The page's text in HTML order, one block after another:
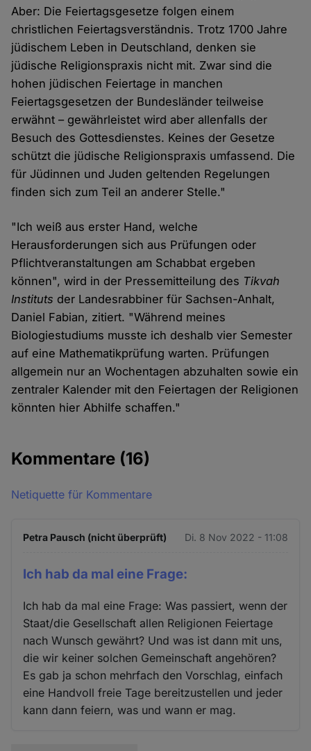
Aber: Die Feiertagsgesetze folgen einem
christlichen Feiertagsverständnis. Trotz 1700 Jahre
jüdischem Leben in Deutschland, denken sie
jüdische Religionspraxis nicht mit. Zwar sind die
hohen jüdischen Feiertage in manchen
Feiertagsgesetzen der Bundesländer teilweise
erwähnt – gewährleistet wird aber allenfalls der
Besuch des Gottesdienstes. Keines der Gesetze
schützt die jüdische Religionspraxis umfassend. Die
für Jüdinnen und Juden geltenden Regelungen
finden sich zum Teil an anderer Stelle."
"Ich weiß aus erster Hand, welche
Herausforderungen sich aus Prüfungen oder
Pflichtveranstaltungen am Schabbat ergeben
können", wird in der Pressemitteilung des Tikvah
Instituts der Landesrabbiner für Sachsen-Anhalt,
Daniel Fabian, zitiert. "Während meines
Biologiestudiums musste ich deshalb vier Semester
auf eine Mathematikprüfung warten. Prüfungen
allgemein nur an Wochentagen abzuhalten sowie ein
zentraler Kalender mit den Feiertagen der Religionen
könnten hier Abhilfe schaffen."
Kommentare (16)
Netiquette für Kommentare
Petra Pausch (nicht überprüft) Di. 8 Nov 2022 - 11:08
Ich hab da mal eine Frage:
Ich hab da mal eine Frage: Was passiert, wenn der
Staat/die Gesellschaft allen Religionen Feiertage
nach Wunsch gewährt? Und was ist dann mit uns,
die wir keiner solchen Gemeinschaft angehören?
Es gab ja schon mehrfach den Vorschlag, einfach
eine Handvoll freie Tage bereitzustellen und jeder
kann dann feiern, was und wann er mag.